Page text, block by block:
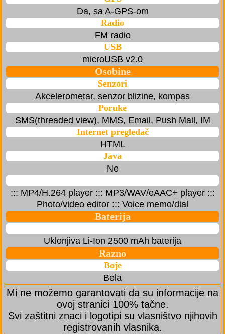
Da, sa A-GPS-om
Radio
FM radio
USB
microUSB v2.0
Osobine
Senzori
Akcelerometar, senzor blizine, kompas
Poruke
SMS(threaded view), MMS, Email, Push Mail, IM
Internet pregledač
HTML
Java
Ne
::: MP4/H.264 player ::: MP3/WAV/eAAC+ player :::
Photo/video editor ::: Voice memo/dial
Baterija
Uklonjiva Li-Ion 2500 mAh baterija
Razno
Boje
Bela
Mi ne možemo garantovati da su informacije na
ovoj stranici 100% tačne.
Svi zaštitni znaci i logotipi su vlasništvo njihovih
registrovanih vlasnika.